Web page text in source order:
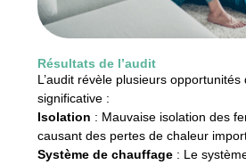
Résultats de l’audit
L’audit révèle plusieurs opportunités
significative :
Isolation : Mauvaise isolation des
causant des pertes de chaleur
Système de chauffage : Le